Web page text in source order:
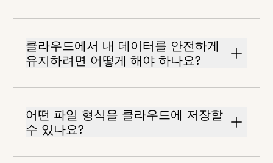
클라우드에서 내 데이터를 안전하게
유지하려면 어떻게 해야 하나요?
어떤 파일 형식을 클라우드에 저장할
수 있나요?